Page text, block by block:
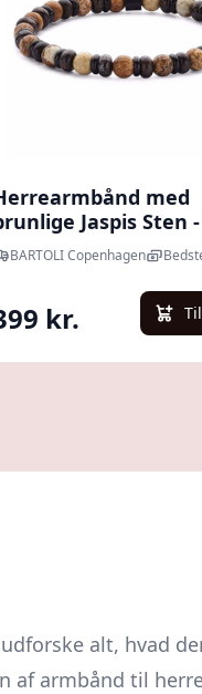
med
Jaspis Sten
BARTOLI Copenhagen
kr.
alt, hvad
armbånd til